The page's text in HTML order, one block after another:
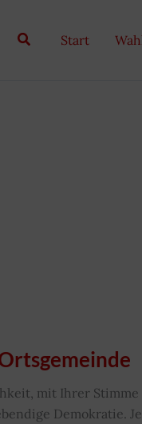
SuchenStart
mit Ihrer
Demokratie.